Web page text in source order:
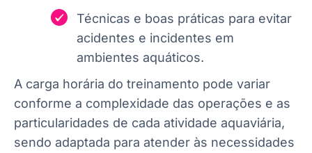
Técnicas e boas práticas para evitar
acidentes e incidentes em
ambientes aquáticos.
A carga horária do treinamento pode variar
conforme a complexidade das operações e as
particularidades de cada atividade aquaviária,
sendo adaptada para atender às necessidades